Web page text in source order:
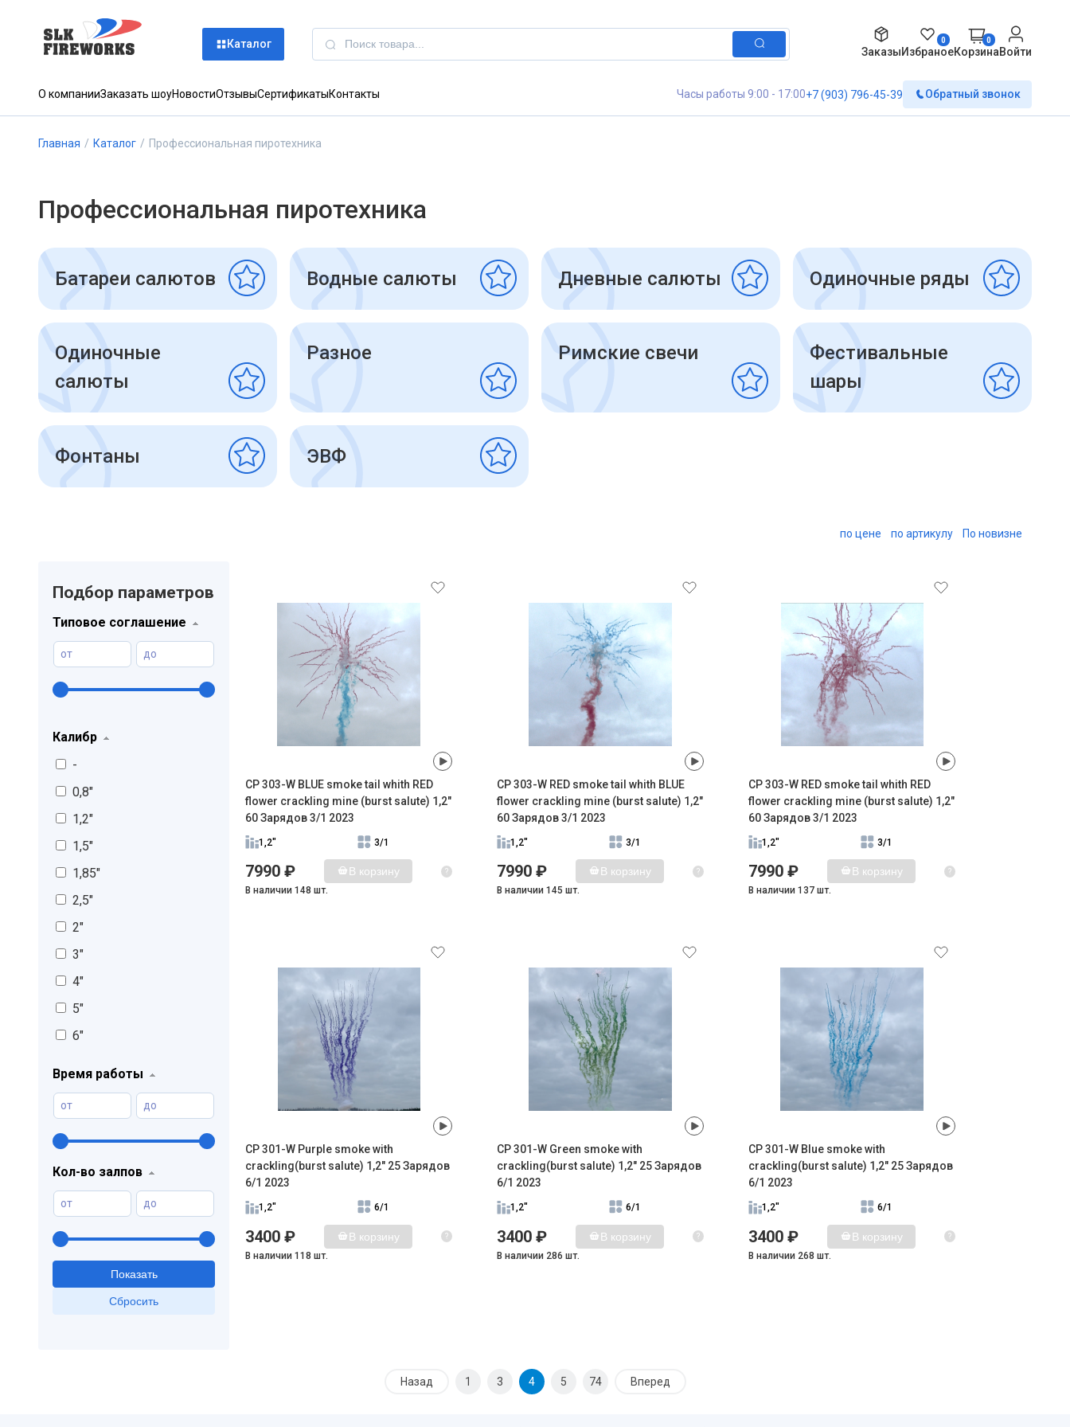
Каталог
ЗаказыИзбраное
0
Корзина
0
Войти
О компанииЗаказать шоуНовостиОтзывыСертификатыКонтакты Часы работы 9:00 - 17:00+7 (903) 796-45-39 Обратный звонок
Главная / Каталог / Профессиональная пиротехника
Профессиональная пиротехника
Батареи салютов Водные салюты Дневные салюты Одиночные ряды
Одиночные
салюты
Разное Римские свечи
Фестивальные
шары
Фонтаны ЭВФ
по цене по артикулу По новизне
Подбор параметров
Типовое соглашение
от до
Калибр
-
0,8"
1,2"
1,5"
1,85"
2,5"
2"
3"
4"
5"
6"
Время работы
от до
Кол-во залпов
от до
CP 303-W BLUE smoke tail whith RED
flower crackling mine (burst salute) 1,2"
60 Зарядов 3/1 2023
1,2" 3/1
7990 ₽ В корзину ?
В наличии 148 шт.
CP 303-W RED smoke tail whith BLUE
flower crackling mine (burst salute) 1,2"
60 Зарядов 3/1 2023
1,2" 3/1
7990 ₽ В корзину ?
В наличии 145 шт.
CP 303-W RED smoke tail whith RED
flower crackling mine (burst salute) 1,2"
60 Зарядов 3/1 2023
1,2" 3/1
7990 ₽ В корзину ?
В наличии 137 шт.
CP 301-W Purple smoke with
crackling(burst salute) 1,2" 25 Зарядов
6/1 2023
1,2" 6/1
3400 ₽ В корзину ?
В наличии 118 шт.
CP 301-W Green smoke with
crackling(burst salute) 1,2" 25 Зарядов
6/1 2023
1,2" 6/1
3400 ₽ В корзину ?
В наличии 286 шт.
CP 301-W Blue smoke with
crackling(burst salute) 1,2" 25 Зарядов
6/1 2023
1,2" 6/1
3400 ₽ В корзину ?
В наличии 268 шт.
Назад 1 3 4 5 74 Вперед